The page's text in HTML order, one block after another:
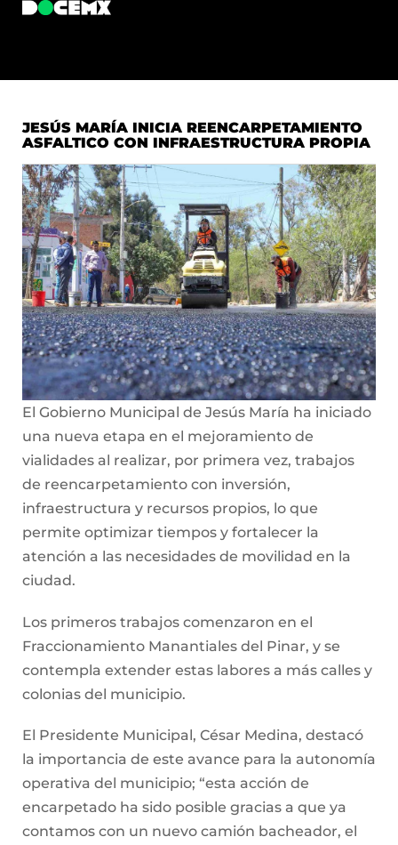
JESÚS MARÍA INICIA REENCARPETAMIENTO
ASFALTICO CON INFRAESTRUCTURA PROPIA
El Gobierno Municipal de Jesús María ha iniciado
una nueva etapa en el mejoramiento de
vialidades al realizar, por primera vez, trabajos
de reencarpetamiento con inversión,
infraestructura y recursos propios, lo que
permite optimizar tiempos y fortalecer la
atención a las necesidades de movilidad en la
ciudad.
Los primeros trabajos comenzaron en el
Fraccionamiento Manantiales del Pinar, y se
contempla extender estas labores a más calles y
colonias del municipio.
El Presidente Municipal, César Medina, destacó
la importancia de este avance para la autonomía
operativa del municipio; “esta acción de
encarpetado ha sido posible gracias a que ya
contamos con un nuevo camión bacheador, el